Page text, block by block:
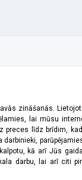
zināšanās.
lai mūsu
preces līdz brīdim,
kā arī Jūs
darbu, lai arī citi